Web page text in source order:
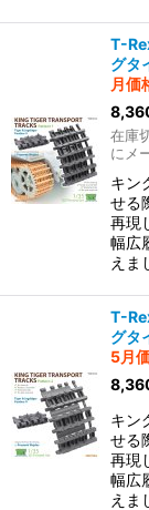
T-
グタ
月価
在庫
にメ
キン
せる
再現
幅広
えま
T-
グタ
5月
キン
せる
再現
幅広
えま